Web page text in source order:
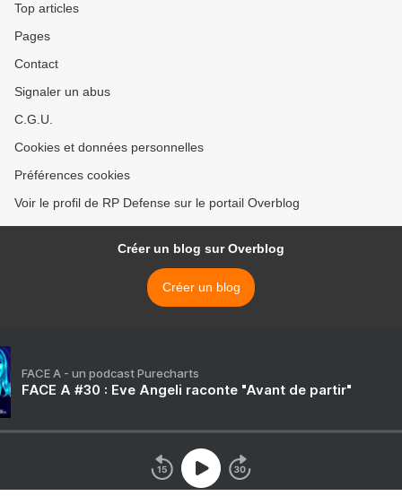
Top articles
Pages
Contact
Signaler un abus
C.G.U.
Cookies et données personnelles
Préférences cookies
Voir le profil de RP Defense sur le portail Overblog
Créer un blog sur Overblog
Créer un blog
FACE A - un podcast Purecharts
FACE A #30 : Eve Angeli raconte "Avant de partir"